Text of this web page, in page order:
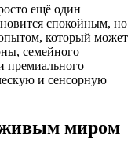
ещё один
спокойным, но
который может
семейного
премиального
и сенсорную
живым миром